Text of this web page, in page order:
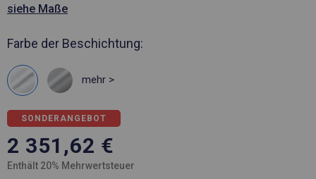
siehe Maße
Farbe der Beschichtung:
mehr >
SONDERANGEBOT
2 351,62 €
Enthält 20% Mehrwertsteuer